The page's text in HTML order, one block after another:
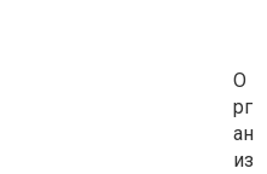
О
рг
ан
из